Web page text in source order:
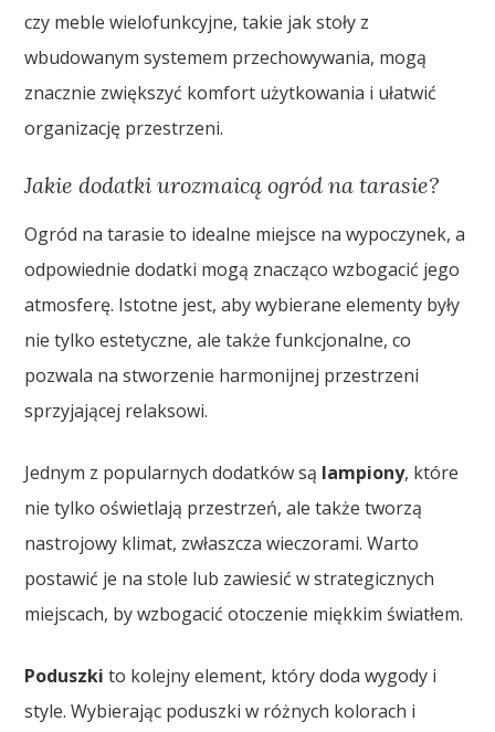
czy meble wielofunkcyjne, takie jak stoły z
wbudowanym systemem przechowywania, mogą
znacznie zwiększyć komfort użytkowania i ułatwić
organizację przestrzeni.
Jakie dodatki urozmaicą ogród na tarasie?
Ogród na tarasie to idealne miejsce na wypoczynek, a
odpowiednie dodatki mogą znacząco wzbogacić jego
atmosferę. Istotne jest, aby wybierane elementy były
nie tylko estetyczne, ale także funkcjonalne, co
pozwala na stworzenie harmonijnej przestrzeni
sprzyjającej relaksowi.
Jednym z popularnych dodatków są lampiony, które
nie tylko oświetlają przestrzeń, ale także tworzą
nastrojowy klimat, zwłaszcza wieczorami. Warto
postawić je na stole lub zawiesić w strategicznych
miejscach, by wzbogacić otoczenie miękkim światłem.
Poduszki to kolejny element, który doda wygody i
style. Wybierając poduszki w różnych kolorach i